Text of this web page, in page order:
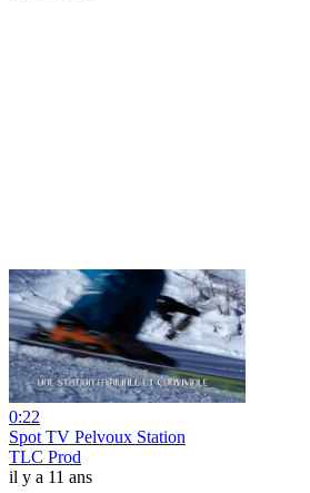
0:22
Spot TV Pelvoux Station
TLC Prod
il y a 11 ans